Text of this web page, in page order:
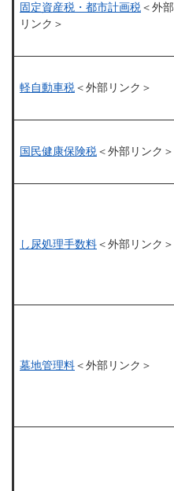
固定資産税・都市計画税＜外部
リンク＞
軽自動車税＜外部リンク＞
国民健康保険税＜外部リンク＞
し尿処理手数料＜外部リンク＞
墓地管理料＜外部リンク＞